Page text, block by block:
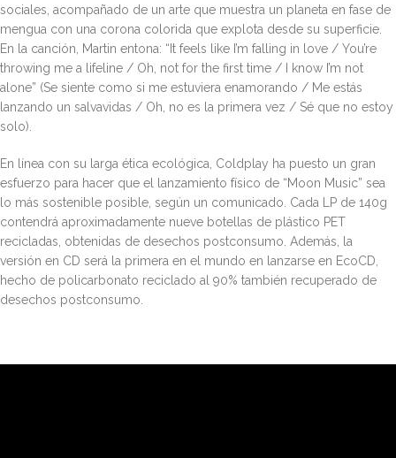
sociales, acompañado de un arte que muestra un planeta en fase de
mengua con una corona colorida que explota desde su superficie.
En la canción, Martin entona: “It feels like I’m falling in love / You’re
throwing me a lifeline / Oh, not for the first time / I know I’m not
alone” (Se siente como si me estuviera enamorando / Me estás
lanzando un salvavidas / Oh, no es la primera vez / Sé que no estoy
solo).
En línea con su larga ética ecológica, Coldplay ha puesto un gran
esfuerzo para hacer que el lanzamiento físico de “Moon Music” sea
lo más sostenible posible, según un comunicado. Cada LP de 140g
contendrá aproximadamente nueve botellas de plástico PET
recicladas, obtenidas de desechos postconsumo. Además, la
versión en CD será la primera en el mundo en lanzarse en EcoCD,
hecho de policarbonato reciclado al 90% también recuperado de
desechos postconsumo.